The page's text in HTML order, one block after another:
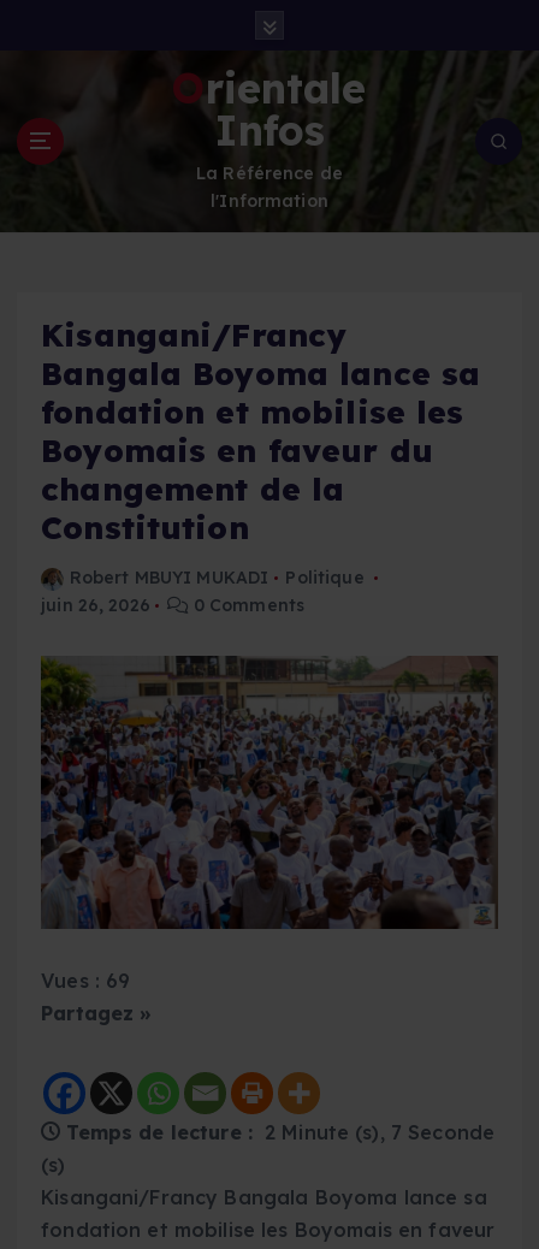
n
Orientale
Infos
La Référence de
l'Information
Kisangani/Francy
Bangala Boyoma lance sa
fondation et mobilise les
Boyomais en faveur du
changement de la
Constitution
Robert MBUYI MUKADI
Politique
juin 26, 2026
0 Comments
Vues : 69
Partagez »
Temps de lecture : 2 Minute (s), 7 Seconde
(s)
Kisangani/Francy Bangala Boyoma lance sa
fondation et mobilise les Boyomais en faveur